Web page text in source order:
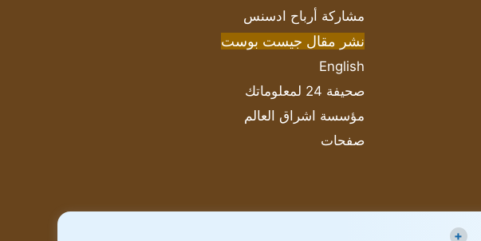
مشاركة أرباح ادسنس
نشر مقال جيست بوست
English
صحيفة 24 لمعلوماتك
مؤسسة اشراق العالم
صفحات
+